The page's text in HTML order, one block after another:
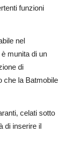
funzioni
nel
munita di un
di
che la Batmobile
celati sotto
di inserire il